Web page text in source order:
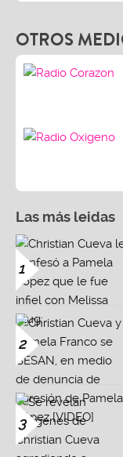
OTROS
Las más leidas
1
2
3